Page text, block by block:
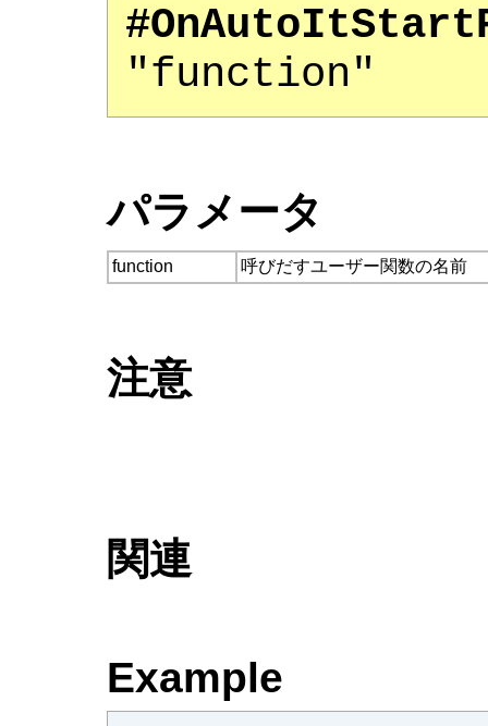
"function"
パラメータ
function 呼びだすユーザー関数の名前
注意
関連
Example